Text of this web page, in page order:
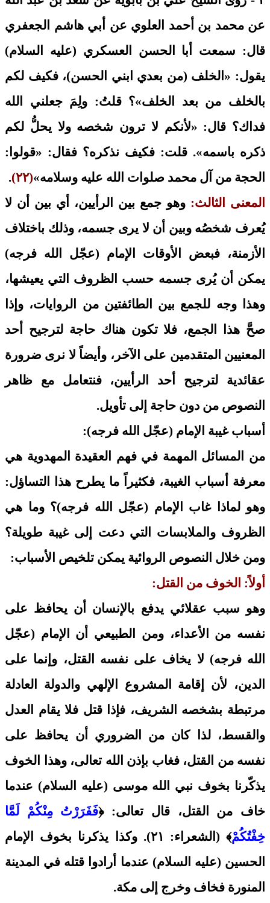
عن محمد بن أحمد العلوي عن أبي هاشم الجعفري
قال: سمعت أبا الحسن العسكري (عليه السلام)
يقول: «الخلف (من بعدي ابني الحسن)، فكيف لكم
بالخلف من بعد الخلف»؟ قلتُ: ولِمَ جعلني الله
فداك؟ قال: «لأنكم لا ترون شخصه ولا يحلُّ لكم
ذكره باسمه». قلت: فكيف نذكره؟ فقال: «قولوا:
الحجة من آل محمد صلوات الله عليه وسلامه»(٢٢)
.
المعنى الثالث: وهو جمع بين الرأيين، أي بين أن لا
يُعرف شخصُه وبين أن لا يرى جسمه، وذلك باختلاف
الأزمنة، فبعض الأوقات الإمام (عجّل الله فرجه)
يمكن أن يُرى جسمه حسب الظروف التي يعيشها،
وهذا وجه للجمع بين الطائفتين من الروايات، وإذا
صحَّ هذا الجمع، فلا تكون هناك حاجة لترجيح أحد
المعنيين المتقدمين على الآخر، وأيضاً لا نرى ضرورة
عقائدية لترجيح أحد الرأيين، فنتعامل مع ظاهر
النصوص من دون حاجة إلى تأويل.
أسباب غيبة الإمام (عجّل الله فرجه):
من المسائل المهمة في فهم العقيدة المهدوية هي
معرفة أسباب الغيبة، فكثيراً ما يطرح هذا التساؤل:
وهو لماذا غاب الإمام (عجّل الله فرجه)؟ وما هي
الظروف والملابسات التي دعت إلى غيبة طويلة؟
ومن خلال النصوص الروائية يمكن تلخيص الأسباب:
أولاً: الخوف من القتل:
وهو سبب عقلائي يدفع بالإنسان أن يحافظ على
نفسه من الأعداء، ومن الطبيعي أن الإمام (عجّل
الله فرجه) لا يخاف على نفسه القتل، وإنما على
الدين، لأن إقامة المشروع الإلهي والدولة العادلة
مرتبطة بشخصه الشريف، فإذا قتل فلا يقام العدل
والقسط، لذا كان من الضروري أن يحافظ على
نفسه من القتل، فغاب بإذن الله تعالى، وهذا الخوف
يذكّرنا بخوف نبي الله موسى (عليه السلام) عندما
خاف من القتل، قال تعالى: ﴿فَفَرَرْتُ مِنْكُمْ لَمَّا
خِفْتُكُمْ
﴾ (الشعراء: ٢١). وكذا يذكرنا بخوف الإمام
الحسين (عليه السلام) عندما أرادوا قتله في المدينة
المنورة فخاف وخرج إلى مكة.